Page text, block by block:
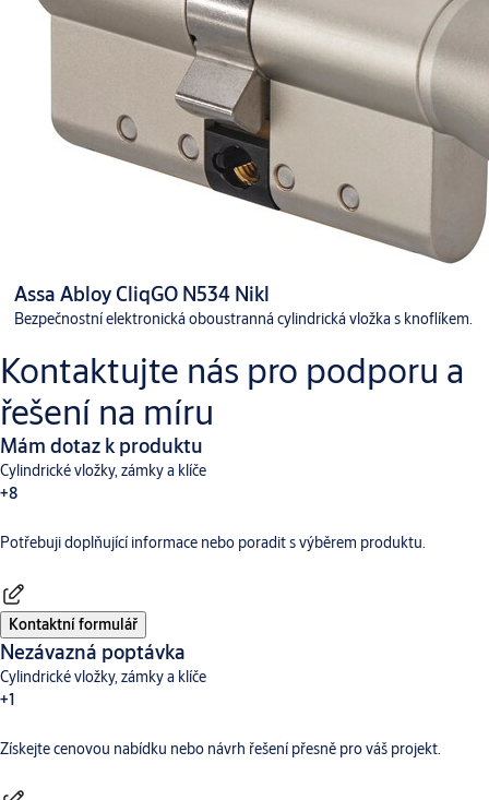
Assa Abloy CliqGO N534 Nikl
Bezpečnostní elektronická oboustranná cylindrická vložka s knoflíkem.
Kontaktujte nás pro podporu a
řešení na míru
Mám dotaz k produktu
Cylindrické vložky, zámky a klíče
+8
Dveřní vybaveníAperio Digitální a přístupové systémy
Potřebuji doplňující informace nebo poradit s výběrem produktu.
Kontaktní formulář
Nezávazná poptávka
Cylindrické vložky, zámky a klíče
+1
Dveřní vybavení
Získejte cenovou nabídku nebo návrh řešení přesně pro váš projekt.